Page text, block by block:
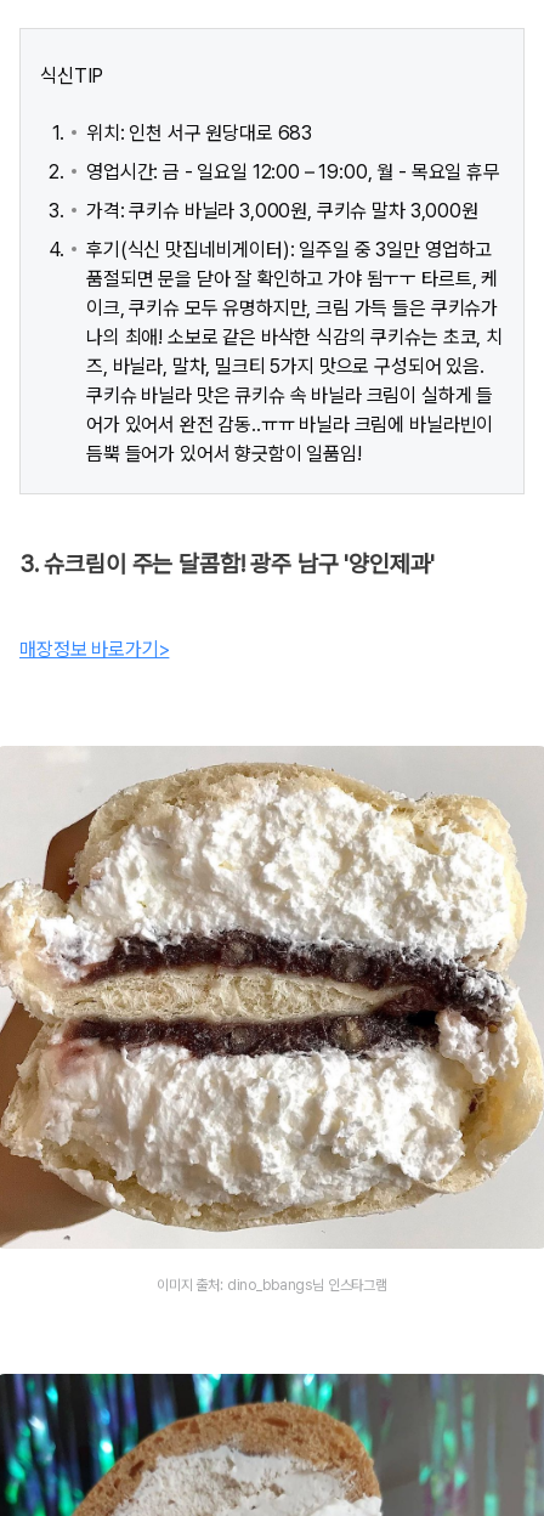
식신TIP
위치: 인천 서구 원당대로 683
영업시간: 금 - 일요일 12:00 – 19:00, 월 - 목요일 휴무
가격: 쿠키슈 바닐라 3,000원, 쿠키슈 말차 3,000원
후기(식신 맛집네비게이터): 일주일 중 3일만 영업하고
품절되면 문을 닫아 잘 확인하고 가야 됨ㅜㅜ 타르트, 케
이크, 쿠키슈 모두 유명하지만, 크림 가득 들은 쿠키슈가
나의 최애! 소보로 같은 바삭한 식감의 쿠키슈는 초코, 치
즈, 바닐라, 말차, 밀크티 5가지 맛으로 구성되어 있음.
쿠키슈 바닐라 맛은 큐키슈 속 바닐라 크림이 실하게 들
어가 있어서 완전 감동..ㅠㅠ 바닐라 크림에 바닐라빈이
듬뿍 들어가 있어서 향긋함이 일품임!
3. 슈크림이 주는 달콤함! 광주 남구 '양인제과'
매장정보 바로가기>
이미지 출처: dino_bbangs님 인스타그램